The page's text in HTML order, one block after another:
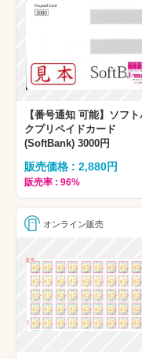
【番号通知 可能】ソフ
クプリペイドカード
(SoftBank) 3000円
販売価格 : 2,880円
販売率 : 96%
オンライン販売